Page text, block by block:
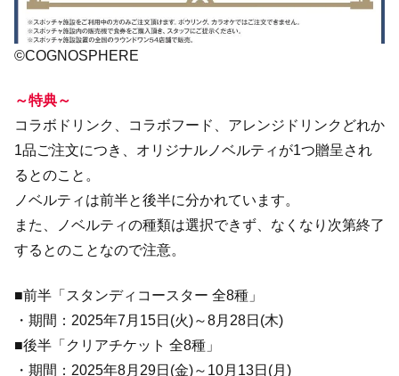
©COGNOSPHERE
～特典～
コラボドリンク、コラボフード、アレンジドリンクどれか
1品ご注文につき、オリジナルノベルティが1つ贈呈され
るとのこと。
ノベルティは前半と後半に分かれています。
また、ノベルティの種類は選択できず、なくなり次第終了
するとのことなので注意。
■前半「スタンディコースター 全8種」
・期間：2025年7月15日(火)～8月28日(木)
■後半「クリアチケット 全8種」
・期間：2025年8月29日(金)～10月13日(月)